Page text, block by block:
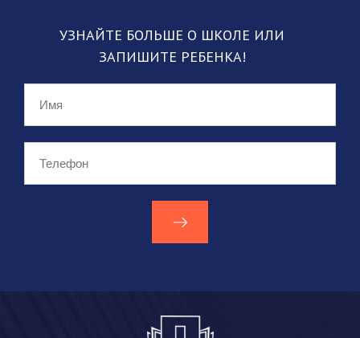
УЗНАЙТЕ БОЛЬШЕ О ШКОЛЕ ИЛИ
ЗАПИШИТЕ РЕБЕНКА!